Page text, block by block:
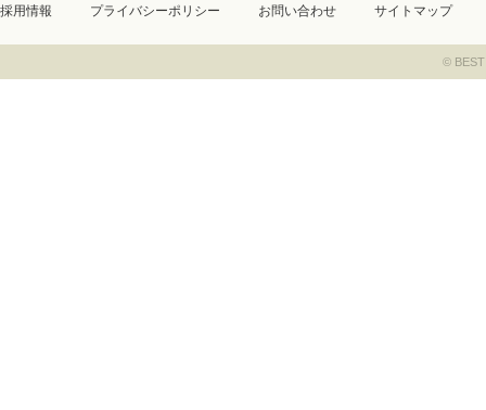
採用情報 プライバシーポリシー お問い合わせ サイトマップ
© BEST